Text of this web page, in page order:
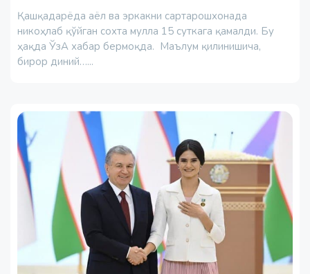
Қашқадарёда аёл ва эркакни сартарошхонада
никоҳлаб қўйган сохта мулла 15 суткага қамалди. Бу
ҳақда ЎзА хабар бермоқда. Маълум қилинишича,
бирор диний…...